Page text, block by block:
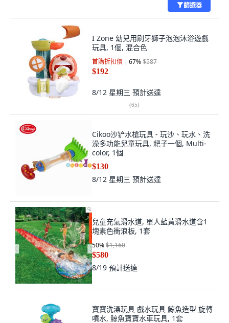
篩選器
I Zone 幼兒用刷牙獅子泡泡沐浴遊戲
玩具, 1個, 混合色
首購折扣價 67%$587
$192
8/12 星期三 預計送達
(65)
Cikoo沙铲水槍玩具 - 玩沙、玩水、洗
澡多功能兒童玩具, 耙子一個, Multi-
color, 1個
$130
8/12 星期三 預計送達
兒童充氣滑水道, 單人藍黃滑水道含1
塊素色衝浪板, 1套
50%$1,160
$580
8/19 預計送達
寶寶洗澡玩具 戲水玩具 鯨魚造型 旋轉
噴水, 鯨魚寶寶水車玩具, 1套